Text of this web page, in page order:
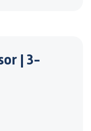
| 3-